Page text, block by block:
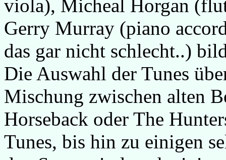
viola), Micheal Horgan
Gerry Murray (piano
das gar nicht schlecht..)
Die Auswahl der Tunes
Mischung zwischen alten
Horseback oder The
Tunes, bis hin zu einigen